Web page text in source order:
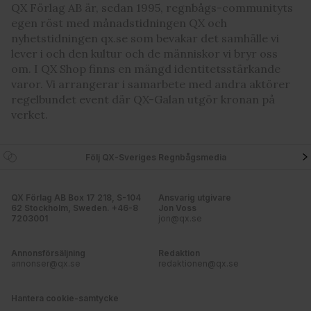
QX Förlag AB är, sedan 1995, regnbågs-communityts
egen röst med månadstidningen QX och
nyhetstidningen qx.se som bevakar det samhälle vi
lever i och den kultur och de människor vi bryr oss
om. I QX Shop finns en mängd identitetsstärkande
varor. Vi arrangerar i samarbete med andra aktörer
regelbundet event där QX-Galan utgör kronan på
verket.
Följ QX-Sveriges Regnbågsmedia
QX Förlag AB Box 17 218, S-104
62 Stockholm, Sweden. +46-8
7203001
Ansvarig utgivare
Jon Voss
jon@qx.se
Annonsförsäljning
annonser@qx.se
Redaktion
redaktionen@qx.se
Hantera cookie-samtycke